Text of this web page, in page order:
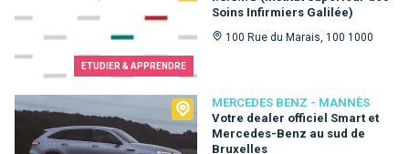
ETUDIER & APPRENDRE
Soins Infirmiers Galilée)
100 Rue du Marais, 100 1000
MERCEDES BENZ - MANNÈS
Votre dealer officiel Smart et
Mercedes-Benz au sud de
Bruxelles
Mercedes Benz - Mannès